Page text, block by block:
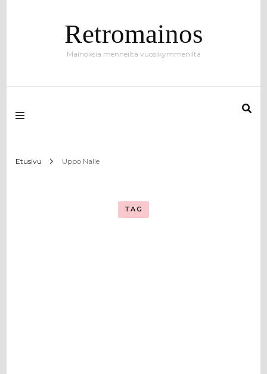
Retromainos
Mainoksia menneiltä vuosikymmeniltä
Etusivu Uppo Nalle
TAG